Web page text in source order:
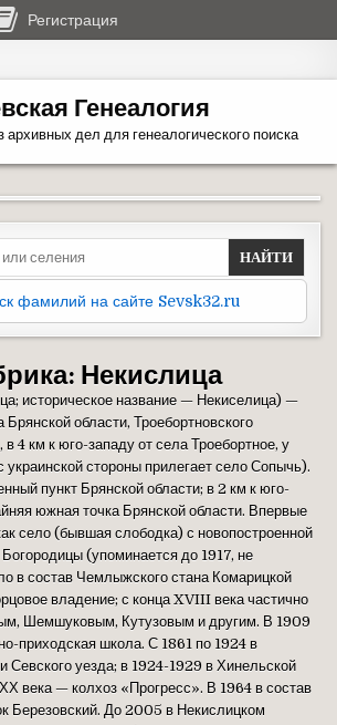
Генеалогия
архивных дел для генеалогического поиска
фамилий на сайте Sevsk32.ru
Некислица
историческое название — Некиселица) —
Брянской области, Троебортновского
в 4 км к юго-западу от села Троебортное, у
украинской стороны прилегает село Сопычь).
пункт Брянской области; в 2 км к юго-
южная точка Брянской области. Впервые
село (бывшая слободка) с новопостроенной
(упоминается до 1917, не
в состав Чемлыжского стана Комарицкой
владение; с конца XVIII века частично
Шемшуковым, Кутузовым и другим. В 1909
приходская школа. С 1861 по 1924 в
Севского уезда; в 1924-1929 в Хинельской
века — колхоз «Прогресс». В 1964 в состав
Березовский. До 2005 в Некислицком
Регистрация